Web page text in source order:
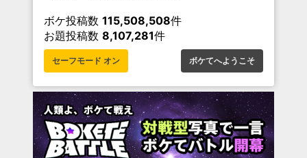
ボケ投稿数 115,508,508件
お題投稿数 8,107,281件
セーフモード オン ボケてへようこそ